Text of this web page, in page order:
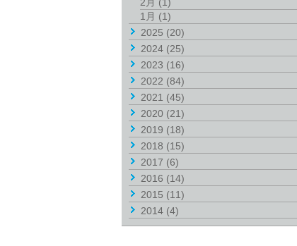
1月 (1)
2025 (20)
2024 (25)
2023 (16)
2022 (84)
2021 (45)
2020 (21)
2019 (18)
2018 (15)
2017 (6)
2016 (14)
2015 (11)
2014 (4)